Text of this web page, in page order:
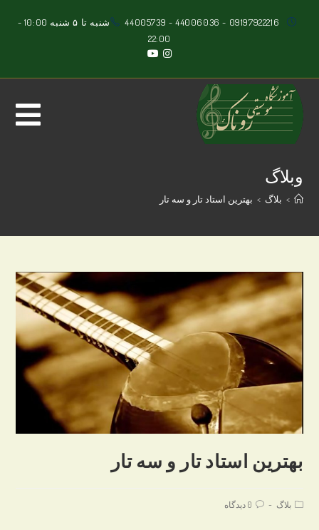
44005739 - 44006036 - 09197922216
شنبه تا ۵ شنبه 10:00 -
22:00
وبلاگ
> بلاگ > بهترین استاد تار و سه تار
بهترین استاد تار و سه تار
Postبلاگ
Post0 دیدگاه